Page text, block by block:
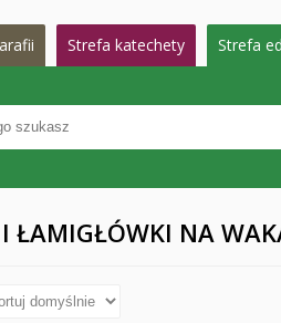
Strefa katechety Strefa
ŁAMIGŁÓWKI NA